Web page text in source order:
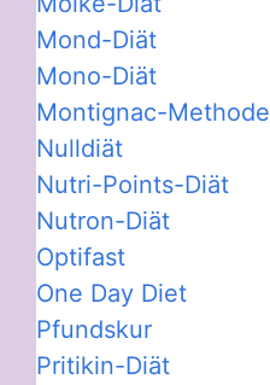
Mond-Diät
Mono-Diät
Montignac-Methode
Nulldiät
Nutri-Points-Diät
Nutron-Diät
Optifast
One Day Diet
Pfundskur
Pritikin-Diät